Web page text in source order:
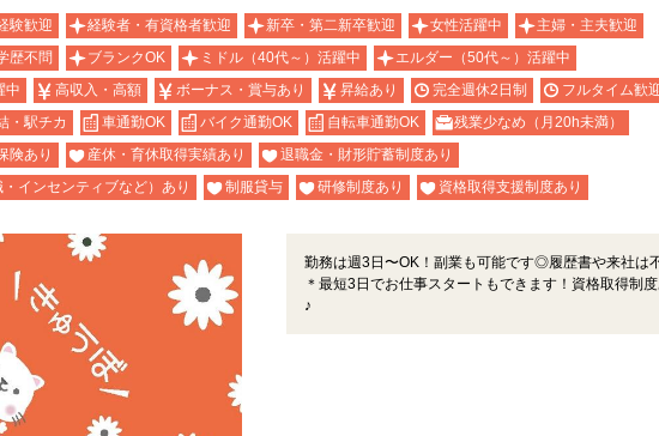
験歓迎 経験者・有資格者歓迎 新卒・第二新卒歓迎 女性活躍中
主婦・主夫歓迎
歴不問 ブランクOK ミドル（40代～）活躍中
エルダー（50代～）活躍中
中
高収入・高額 ボーナス・賞与あり 昇給あり 完全週休2日制
フルタイム歓
・駅チカ 車通勤OK バイク通勤OK 自転車通勤OK
残業少なめ（月20h未満）
険あり 産休・育休取得実績あり
退職金・財形貯蓄制度あり
インセンティブなど）あり
制服貸与 研修制度あり 資格取得支援制度あり
勤務は週3日〜OK！副業も可能です◎履歴書や来社は
＊最短3日でお仕事スタートもできます！資格取得制度
♪